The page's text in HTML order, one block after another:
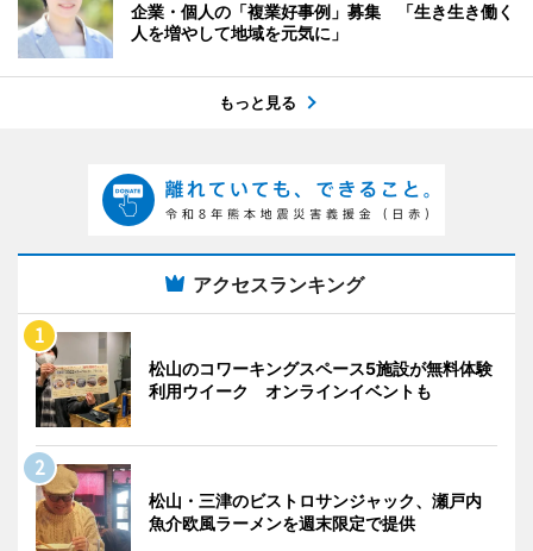
企業・個人の「複業好事例」募集 「生き生き働く
人を増やして地域を元気に」
もっと見る
アクセスランキング
松山のコワーキングスペース5施設が無料体験
利用ウイーク オンラインイベントも
松山・三津のビストロサンジャック、瀬戸内
魚介欧風ラーメンを週末限定で提供